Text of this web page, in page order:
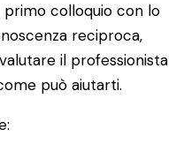
primo colloquio con lo
reciproca,
il professionista
può aiutarti.